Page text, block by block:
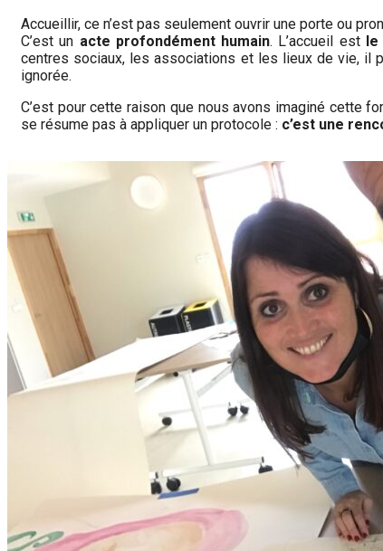
Accueillir, ce n’est pas seulement ouvrir une porte ou
C’est un acte profondément humain. L’accueil est
centres sociaux, les associations et les lieux de vie, il
ignorée.
C’est pour cette raison que nous avons imaginé cette
se résume pas à appliquer un protocole : c’est une